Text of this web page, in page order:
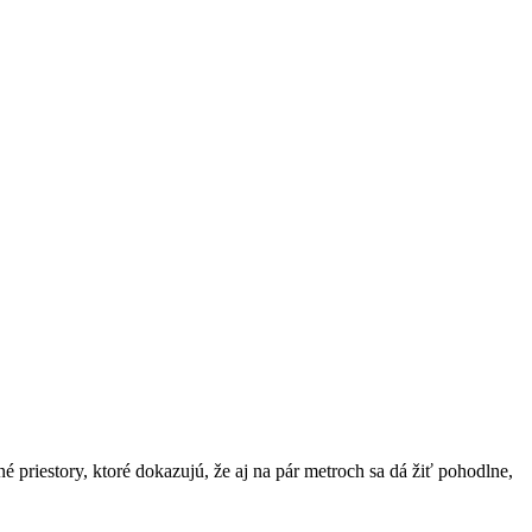
ktoré dokazujú, že aj na pár metroch sa dá žiť pohodlne,